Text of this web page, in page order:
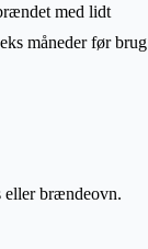
med lidt
måneder før brug
eller brændeovn.